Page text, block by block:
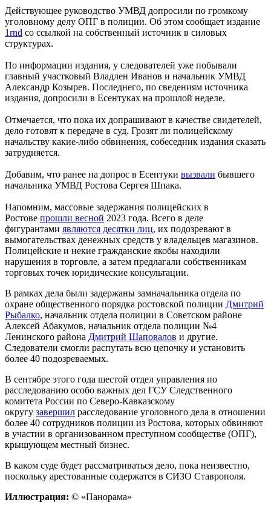
Действующее руководство УМВД допросили по громкому
уголовному делу ОПГ в полиции. Об этом сообщает издание
1rnd со ссылкой на собственный источник в силовых
структурах.
По информации издания, у следователей уже побывали
главный участковый Владлен Иванов и начальник УМВД
Александр Козырев. Последнего, по сведениям источника
издания, допросили в Есентуках на прошлой неделе.
Отмечается, что пока их допрашивают в качестве свидетелей,
дело готовят к передаче в суд. Грозят ли полицейскому
начальству какие-либо обвинения, собеседник издания сказать
затрудняется.
Добавим, что ранее на допрос в Есентуки вызвали бывшего
начальника УМВД Ростова Сергея Шпака.
Напомним, массовые задержания полицейских в
Ростове прошли весной 2023 года. Всего в деле
фигурантами являются десятки лиц, их подозревают в
вымогательствах денежных средств у владельцев магазинов.
Полицейские и некие гражданские якобы находили
нарушения в торговле, а затем предлагали собственникам
торговых точек юридические консультации.
В рамках дела были задержаны замначальника отдела по
охране общественного порядка ростовской полиции Дмитрий
Рыбалко, начальник отдела полиции в Советском районе
Алексей Абакумов, начальник отдела полиции №4
Ленинского района Дмитрий Шаповалов и другие.
Следователи смогли распутать всю цепочку и установить
более 40 подозреваемых.
В сентябре этого года шестой отдел управления по
расследованию особо важных дел ГСУ Следственного
комитета России по Северо-Кавказскому
округу завершил расследование уголовного дела в отношении
более 40 сотрудников полиции из Ростова, которых обвиняют
в участии в организованном преступном сообществе (ОПГ),
крышующем местный бизнес.
В каком суде будет рассматриваться дело, пока неизвестно,
поскольку арестованные содержатся в СИЗО Ставрополя.
Иллюстрация: © «Панорама»